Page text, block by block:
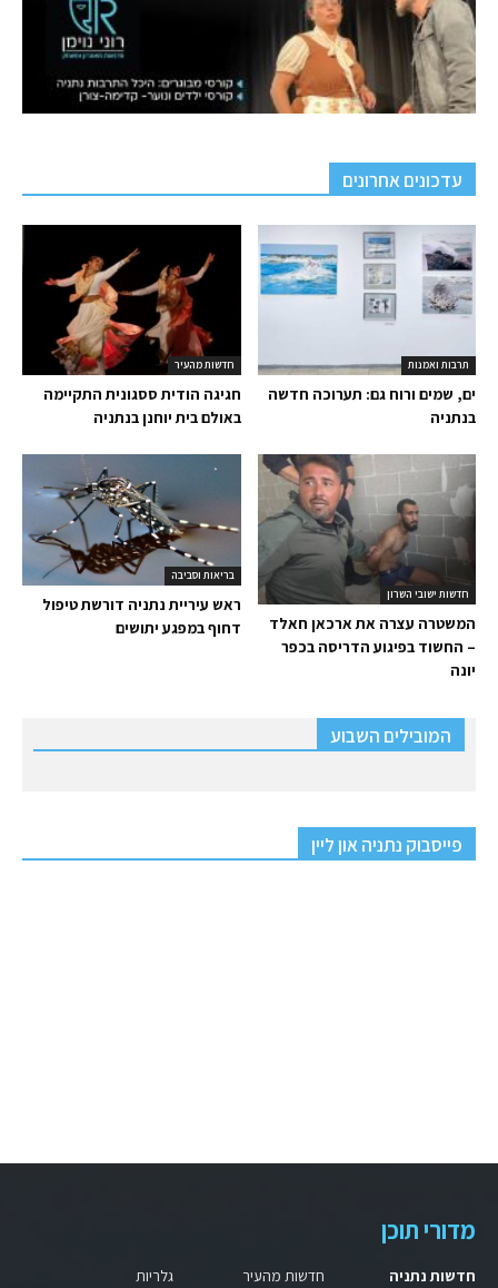
עדכונים אחרונים
חדשות מהעיר
חגיגה הודית ססגונית התקיימה
באולם בית יוחנן בנתניה
תרבות ואמנות
ים, שמים ורוח גם: תערוכה חדשה
בנתניה
בריאות וסביבה
ראש עיריית נתניה דורשת טיפול
דחוף במפגע יתושים
חדשות ישובי השרון
המשטרה עצרה את ארכאן חאלד
– החשוד בפיגוע הדריסה בכפר
יונה
המובילים השבוע
פייסבוק נתניה און ליין
מדורי תוכן
חדשות נתניה
חדשות מהעיר
גלריות